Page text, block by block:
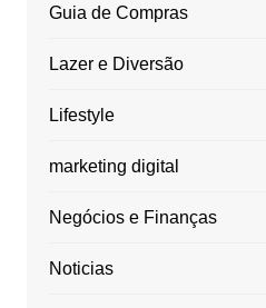
Guia de Compras
Lazer e Diversão
Lifestyle
marketing digital
Negócios e Finanças
Noticias